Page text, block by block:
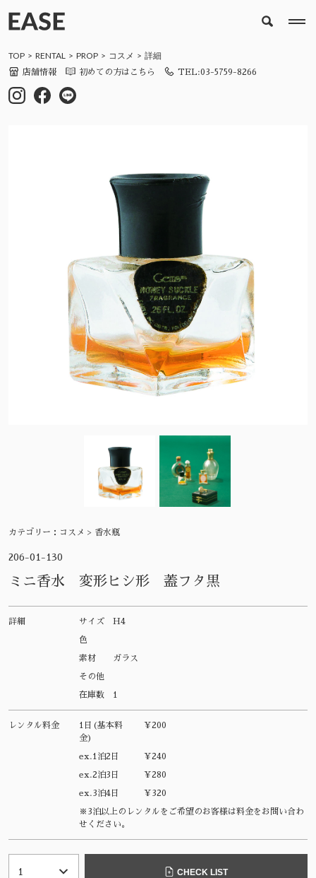
TOP RENTAL PROP コスメ 詳細
店舗情報 初めての方はこちら TEL:03-5759-8266
カテゴリー： コスメ > 香水瓶
206-01-130
ミニ香水 変形ヒシ形 蓋フタ黒
詳細 サイズ H4
色
素材 ガラス
その他
在庫数 1
レンタル料金
1日(基本料
金)
¥200
ex.1泊2日 ¥240
ex.2泊3日 ¥280
ex.3泊4日 ¥320
※3泊以上のレンタルをご希望のお客様は料金をお問い合わ
せください。
CHECK LIST